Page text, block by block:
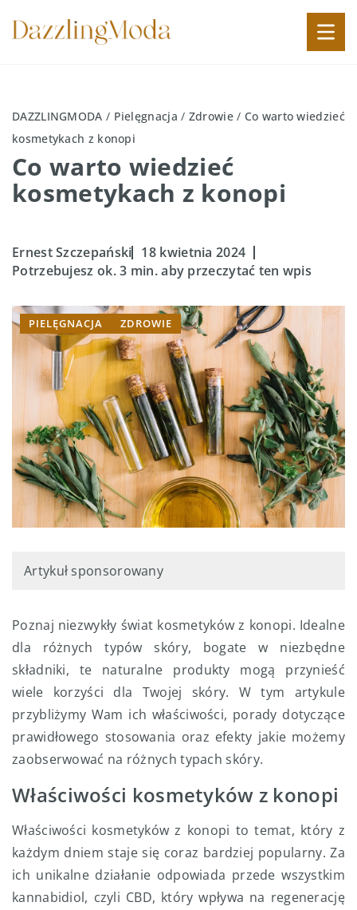
DAZZLINGMODA / Pielęgnacja / Zdrowie/ Co warto wiedzieć
kosmetykach z konopi
Co warto wiedzieć
kosmetykach z konopi
Ernest Szczepański 18 kwietnia 2024
Potrzebujesz ok. 3 min. aby przeczytać ten wpis
PIELĘGNACJA ZDROWIE
Artykuł sponsorowany
Poznaj niezwykły świat kosmetyków z konopi. Idealne
dla różnych typów skóry, bogate w niezbędne
składniki, te naturalne produkty mogą przynieść
wiele korzyści dla Twojej skóry. W tym artykule
przybliżymy Wam ich właściwości, porady dotyczące
prawidłowego stosowania oraz efekty jakie możemy
zaobserwować na różnych typach skóry.
Właściwości kosmetyków z konopi
Właściwości kosmetyków z konopi to temat, który z
każdym dniem staje się coraz bardziej popularny. Za
ich unikalne działanie odpowiada przede wszystkim
kannabidiol, czyli CBD, który wpływa na regenerację